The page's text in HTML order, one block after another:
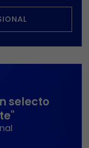
selecto